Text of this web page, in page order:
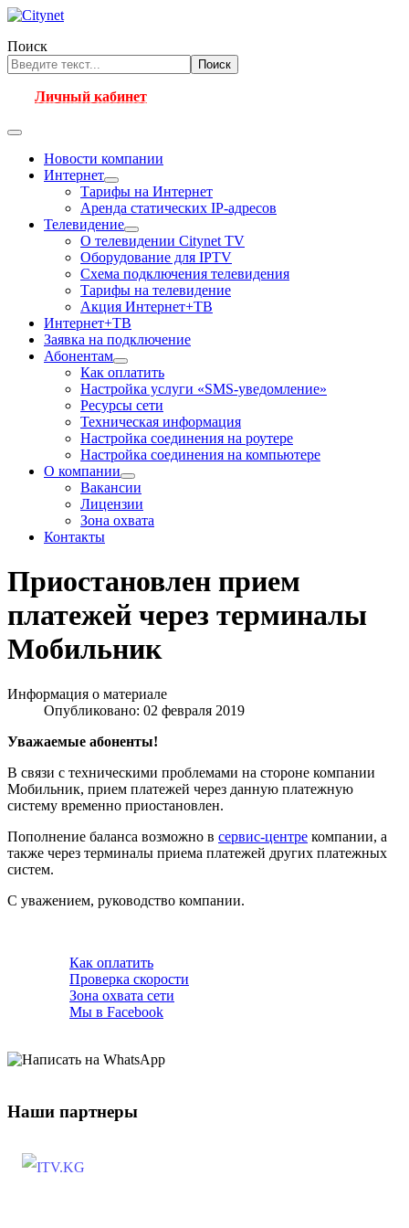
Поиск
Поиск
Личный кабинет
Новости компании
Интернет
Тарифы на Интернет
Аренда статических IP-адресов
Телевидение
О телевидении Citynet TV
Оборудование для IPTV
Схема подключения телевидения
Тарифы на телевидение
Акция Интернет+ТВ
Интернет+ТВ
Заявка на подключение
Абонентам
Как оплатить
Настройка услуги «SMS-уведомление»
Ресурсы сети
Техническая информация
Настройка соединения на роутере
Настройка соединения на компьютере
О компании
Вакансии
Лицензии
Зона охвата
Контакты
Приостановлен прием
платежей через терминалы
Мобильник
Информация о материале
Опубликовано: 02 февраля 2019
Уважаемые абоненты!
В связи с техническими проблемами на стороне компании
Мобильник, прием платежей через данную платежную
систему временно приостановлен.
Пополнение баланса возможно в сервис-центре компании, а
также через терминалы приема платежей других платежных
систем.
С уважением, руководство компании.
Как оплатить
Проверка скорости
Зона охвата сети
Мы в Facebook
Наши партнеры